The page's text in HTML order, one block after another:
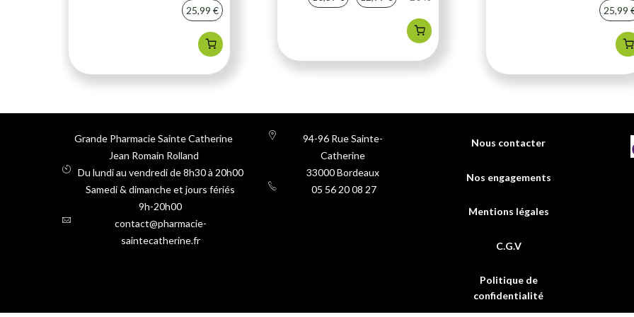
25,99 €
25,99
Grande Pharmacie Sainte Catherine
Jean Romain Rolland
Du lundi au vendredi de 8h30 à 20h00
Samedi & dimanche et jours fériés
9h-20h00
contact@pharmacie-
saintecatherine.fr
94-96 Rue Sainte-
Catherine
33000Bordeaux
05 56 20 08 27
Nous contacter
Nos engagements
Mentions légales
C.G.V
Politique de
confidentialité